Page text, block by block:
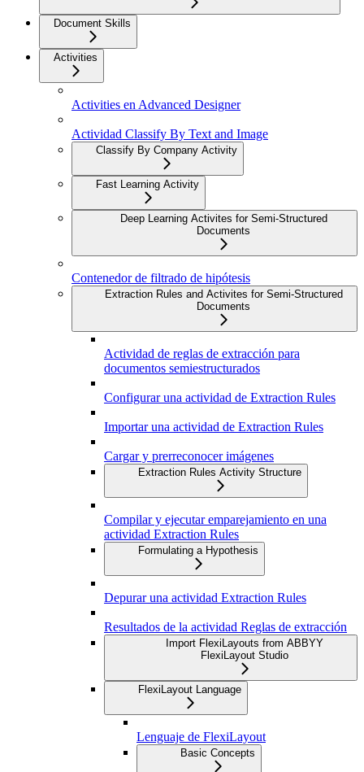
Document Skills
Activities
Activities en Advanced Designer
Actividad Classify By Text and Image
Classify By Company Activity
Fast Learning Activity
Deep Learning Activites for Semi-Structured
Documents
Contenedor de filtrado de hipótesis
Extraction Rules and Activites for Semi-Structured
Documents
Actividad de reglas de extracción para
documentos semiestructurados
Configurar una actividad de Extraction Rules
Importar una actividad de Extraction Rules
Cargar y prerreconocer imágenes
Extraction Rules Activity Structure
Compilar y ejecutar emparejamiento en una
actividad Extraction Rules
Formulating a Hypothesis
Depurar una actividad Extraction Rules
Resultados de la actividad Reglas de extracción
Import FlexiLayouts from ABBYY
FlexiLayout Studio
FlexiLayout Language
Lenguaje de FlexiLayout
Basic Concepts